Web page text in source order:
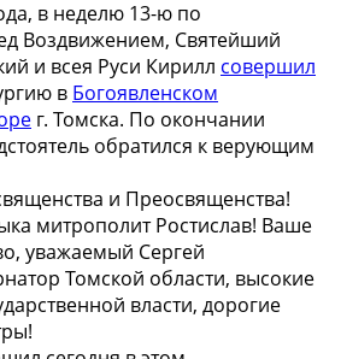
в неделю 13-ю по
Воздвижением, Святейший
и всея Руси Кирилл совершил
в Богоявленском
г. Томска. По окончании
обратился к верующим
и Преосвященства!
митрополит Ростислав! Ваше
уважаемый Сергей
Томской области, высокие
власти, дорогие